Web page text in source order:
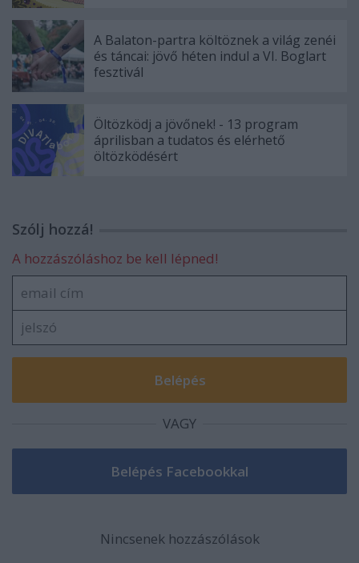
A Balaton-partra költöznek a világ zenéi
és táncai: jövő héten indul a VI. Boglart
fesztivál
Öltözködj a jövőnek! - 13 program
áprilisban a tudatos és elérhető
öltözködésért
Szólj hozzá!
A hozzászóláshoz be kell lépned!
VAGY
Nincsenek hozzászólások